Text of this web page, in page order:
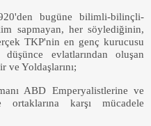
bugüne bilimli-bilinçli-
sapmayan, her söylediğinin,
TKP'nin en genç kurucusu
evlatlarından oluşan
ve Yoldaşlarını;
ABD Emperyalistlerine ve
karşı mücadele